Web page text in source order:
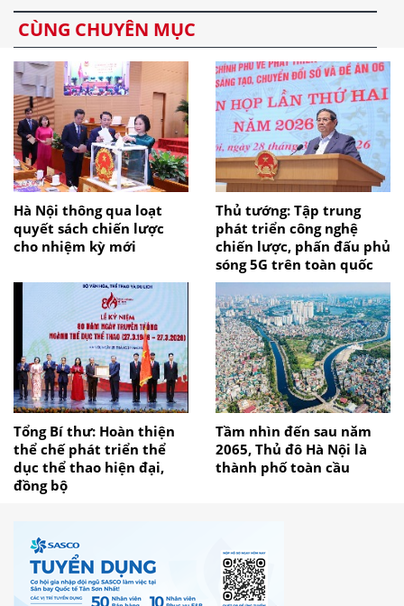
CÙNG CHUYÊN MỤC
Hà Nội thông qua loạt
quyết sách chiến lược
cho nhiệm kỳ mới
Thủ tướng: Tập trung
phát triển công nghệ
chiến lược, phấn đấu phủ
sóng 5G trên toàn quốc
Tổng Bí thư: Hoàn thiện
thể chế phát triển thể
dục thể thao hiện đại,
đồng bộ
Tầm nhìn đến sau năm
2065, Thủ đô Hà Nội là
thành phố toàn cầu